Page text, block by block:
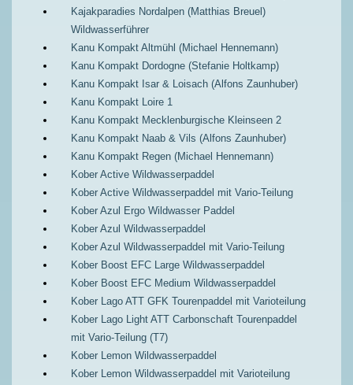
Kajakparadies Nordalpen (Matthias Breuel)
Wildwasserführer
Kanu Kompakt Altmühl (Michael Hennemann)
Kanu Kompakt Dordogne (Stefanie Holtkamp)
Kanu Kompakt Isar & Loisach (Alfons Zaunhuber)
Kanu Kompakt Loire 1
Kanu Kompakt Mecklenburgische Kleinseen 2
Kanu Kompakt Naab & Vils (Alfons Zaunhuber)
Kanu Kompakt Regen (Michael Hennemann)
Kober Active Wildwasserpaddel
Kober Active Wildwasserpaddel mit Vario-Teilung
Kober Azul Ergo Wildwasser Paddel
Kober Azul Wildwasserpaddel
Kober Azul Wildwasserpaddel mit Vario-Teilung
Kober Boost EFC Large Wildwasserpaddel
Kober Boost EFC Medium Wildwasserpaddel
Kober Lago ATT GFK Tourenpaddel mit Varioteilung
Kober Lago Light ATT Carbonschaft Tourenpaddel
mit Vario-Teilung (T7)
Kober Lemon Wildwasserpaddel
Kober Lemon Wildwasserpaddel mit Varioteilung